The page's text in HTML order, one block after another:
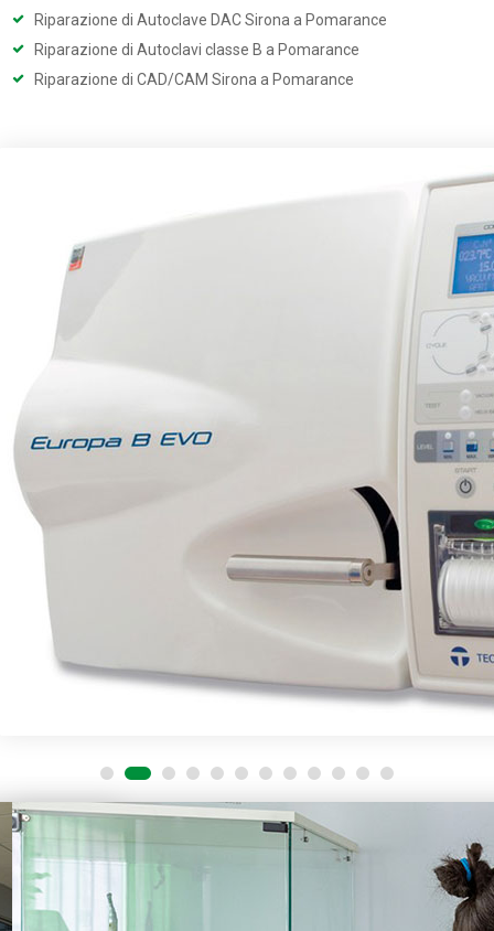
Riparazione di Autoclave DAC Sirona a Pomarance
Riparazione di Autoclavi classe B a Pomarance
Riparazione di CAD/CAM Sirona a Pomarance